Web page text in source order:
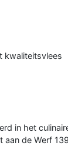
kwaliteitsvlees
in het
de Werf